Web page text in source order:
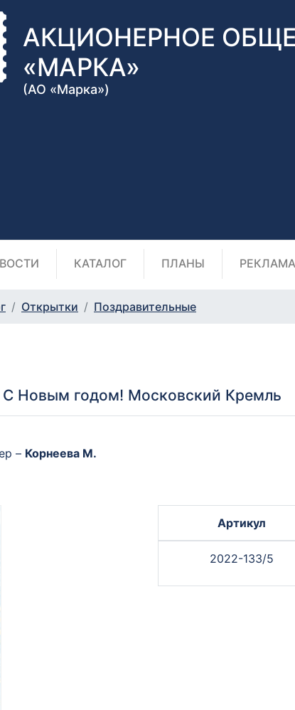
АКЦИОНЕРНОЕ
«МАРКА»
(АО «Марка»)
КАТАЛОГ ПЛАНЫ РЕКЛАМА
Открытки Поздравительные
С Новым годом! Московский Кремль
– Корнеева М.
Артикул
2022-133/5